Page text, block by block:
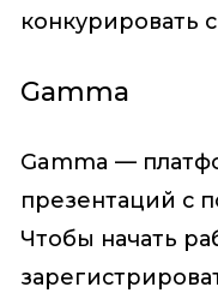
конкурировать
Gamma
Gamma —
презентаций с
Чтобы начать